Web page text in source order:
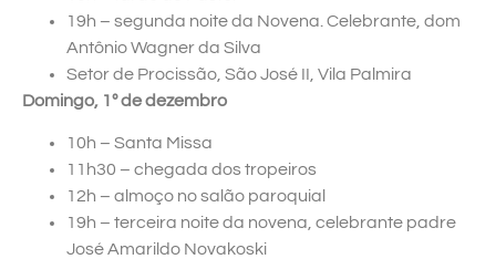
19h – segunda noite da Novena. Celebrante, dom
Antônio Wagner da Silva
Setor de Procissão, São José II, Vila Palmira
Domingo, 1º de dezembro
10h – Santa Missa
11h30 – chegada dos tropeiros
12h – almoço no salão paroquial
19h – terceira noite da novena, celebrante padre
José Amarildo Novakoski